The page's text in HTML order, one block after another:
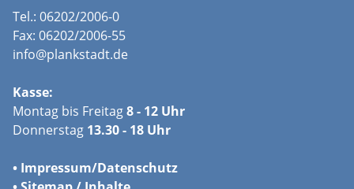
Tel.: 06202/2006-0
Fax: 06202/2006-55
info@plankstadt.de
Kasse:
Montag bis Freitag8 - 12 Uhr
Donnerstag 13.30 - 18 Uhr
• Impressum/Datenschutz